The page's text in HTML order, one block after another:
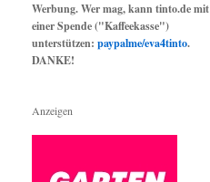
Werbung. Wer mag, kann tinto.de mit
einer Spende ("Kaffeekasse")
unterstützen: paypalme/eva4tinto.
DANKE!
Anzeigen